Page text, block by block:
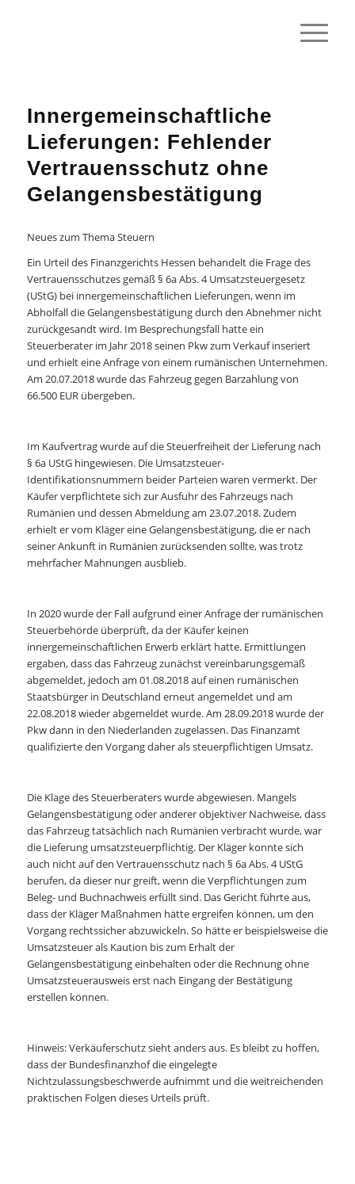
Innergemeinschaftliche
Lieferungen: Fehlender
Vertrauensschutz ohne
Gelangensbestätigung
Neues zum Thema Steuern
Ein Urteil des Finanzgerichts Hessen behandelt die Frage des
Vertrauensschutzes gemäß § 6a Abs. 4 Umsatzsteuergesetz
(UStG) bei innergemeinschaftlichen Lieferungen, wenn im
Abholfall die Gelangensbestätigung durch den Abnehmer nicht
zurückgesandt wird. Im Besprechungsfall hatte ein
Steuerberater im Jahr 2018 seinen Pkw zum Verkauf inseriert
und erhielt eine Anfrage von einem rumänischen Unternehmen.
Am 20.07.2018 wurde das Fahrzeug gegen Barzahlung von
66.500 EUR übergeben.
Im Kaufvertrag wurde auf die Steuerfreiheit der Lieferung nach
§ 6a UStG hingewiesen. Die Umsatzsteuer-
Identifikationsnummern beider Parteien waren vermerkt. Der
Käufer verpflichtete sich zur Ausfuhr des Fahrzeugs nach
Rumänien und dessen Abmeldung am 23.07.2018. Zudem
erhielt er vom Kläger eine Gelangensbestätigung, die er nach
seiner Ankunft in Rumänien zurücksenden sollte, was trotz
mehrfacher Mahnungen ausblieb.
In 2020 wurde der Fall aufgrund einer Anfrage der rumänischen
Steuerbehörde überprüft, da der Käufer keinen
innergemeinschaftlichen Erwerb erklärt hatte. Ermittlungen
ergaben, dass das Fahrzeug zunächst vereinbarungsgemäß
abgemeldet, jedoch am 01.08.2018 auf einen rumänischen
Staatsbürger in Deutschland erneut angemeldet und am
22.08.2018 wieder abgemeldet wurde. Am 28.09.2018 wurde der
Pkw dann in den Niederlanden zugelassen. Das Finanzamt
qualifizierte den Vorgang daher als steuerpflichtigen Umsatz.
Die Klage des Steuerberaters wurde abgewiesen. Mangels
Gelangensbestätigung oder anderer objektiver Nachweise, dass
das Fahrzeug tatsächlich nach Rumänien verbracht wurde, war
die Lieferung umsatzsteuerpflichtig. Der Kläger konnte sich
auch nicht auf den Vertrauensschutz nach § 6a Abs. 4 UStG
berufen, da dieser nur greift, wenn die Verpflichtungen zum
Beleg- und Buchnachweis erfüllt sind. Das Gericht führte aus,
dass der Kläger Maßnahmen hätte ergreifen können, um den
Vorgang rechtssicher abzuwickeln. So hätte er beispielsweise die
Umsatzsteuer als Kaution bis zum Erhalt der
Gelangensbestätigung einbehalten oder die Rechnung ohne
Umsatzsteuerausweis erst nach Eingang der Bestätigung
erstellen können.
Hinweis: Verkäuferschutz sieht anders aus. Es bleibt zu hoffen,
dass der Bundesfinanzhof die eingelegte
Nichtzulassungsbeschwerde aufnimmt und die weitreichenden
praktischen Folgen dieses Urteils prüft.